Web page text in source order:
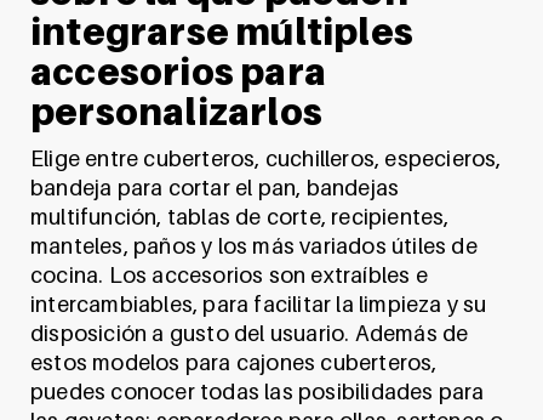
integrarse múltiples
accesorios para
personalizarlos
Elige entre cuberteros, cuchilleros, especieros,
bandeja para cortar el pan, bandejas
multifunción, tablas de corte, recipientes,
manteles, paños y los más variados útiles de
cocina. Los accesorios son extraíbles e
intercambiables, para facilitar la limpieza y su
disposición a gusto del usuario. Además de
estos modelos para cajones cuberteros,
puedes conocer todas las posibilidades para